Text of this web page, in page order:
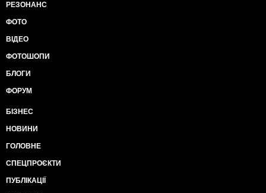
РЕЗОНАНС
ФОТО
ВІДЕО
ФОТОШОПИ
БЛОГИ
ФОРУМ
БІЗНЕС
НОВИНИ
ГОЛОВНЕ
СПЕЦПРОЄКТИ
ПУБЛІКАЦІЇ